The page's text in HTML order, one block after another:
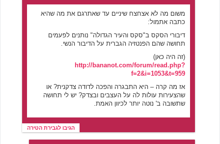
משום מה לא אצחצח שיניים עד שאתרגם את מה שהיא
כתבה אתמול:
דיבורי הסקס ב"סקס והעיר הגדולה" נותנים לפעמים
תחושה שהם הפנטזיה הגברית על הדיבור הנשי.
(זה היה כאן)
http://bananot.com/forum/read.php?
f=2&i=1053&t=959
אז מה קרה – היא התבגרה והפכה לדודה צדקנית? או
שהצעירות עולות לה על העצבים ובצדק? יש לי תחושה
שתשובה ב' נוטה יותר לכיוון האמת.
הגיבו לגבירת הטירה